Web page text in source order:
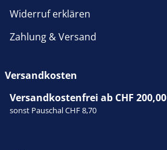
Widerruf erklären
Zahlung & Versand
Versandkosten
Versandkostenfrei ab CHF 200,00
sonst Pauschal CHF 8,70